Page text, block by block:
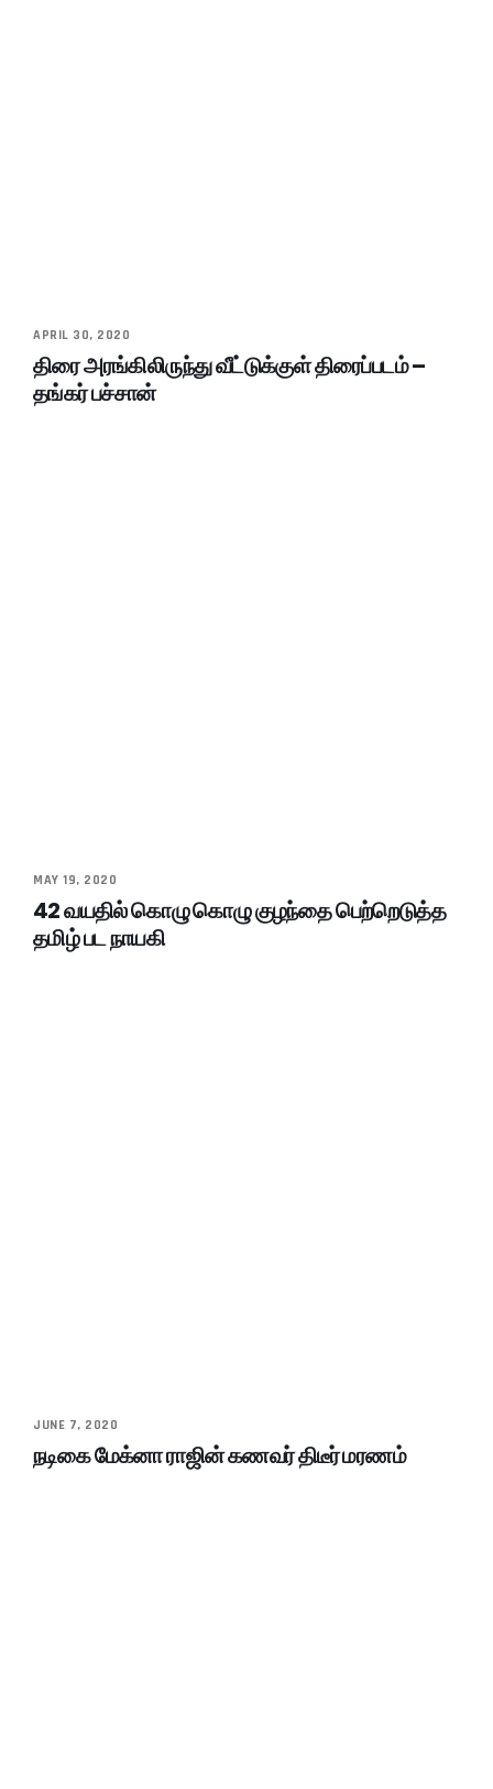
APRIL 30, 2020
திரை அரங்கிலிருந்து வீட்டுக்குள் திரைப்படம் –
தங்கர் பச்சான்
MAY 19, 2020
42 வயதில் கொழு கொழு குழந்தை பெற்றெடுத்த
தமிழ் பட நாயகி
JUNE 7, 2020
நடிகை மேக்னா ராஜின் கணவர் திடீர் மரணம்